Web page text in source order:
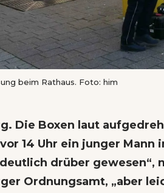
beim Rathaus. Foto: him
Die Boxen laut
14 Uhr ein junger Mann
drüber gewesen“,
Ordnungsamt, „aber